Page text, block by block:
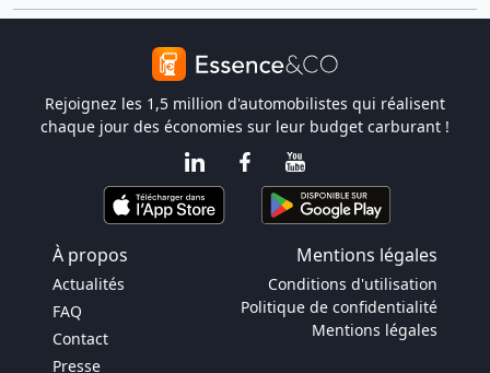
Rejoignez les 1,5 million d'automobilistes qui réalisent
chaque jour des économies sur leur budget carburant !
À propos Mentions légales
Actualités
FAQ
Contact
Presse
Conditions d'utilisation
Politique de confidentialité
Mentions légales